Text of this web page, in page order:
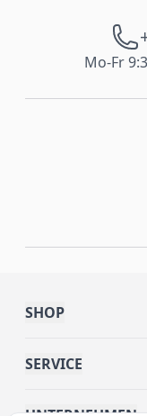
Mo-Fr
SHOP
SERVICE